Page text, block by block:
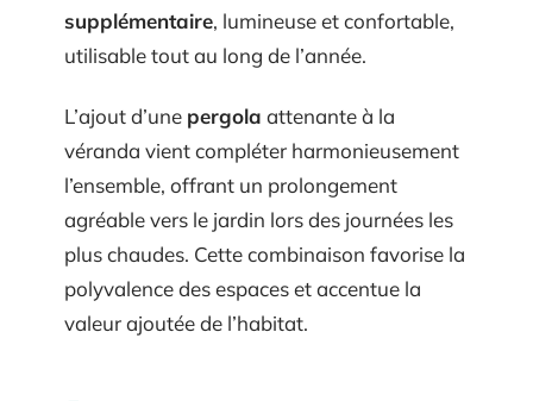
supplémentaire, lumineuse et confortable,
utilisable tout au long de l’année.
L’ajout d’une pergola attenante à la
véranda vient compléter harmonieusement
l’ensemble, offrant un prolongement
agréable vers le jardin lors des journées les
plus chaudes. Cette combinaison favorise la
polyvalence des espaces et accentue la
valeur ajoutée de l’habitat.